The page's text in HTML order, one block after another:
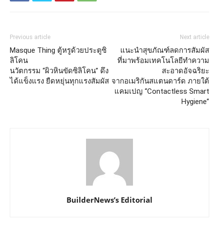
Previous article
Masque Thing ตู้หรูด้วยประตูซิ
ลิโคน
นวัตกรรม “ผิวหินขัดซิลิโคน” ดึง
ได้แข็งแรง ยืดหยุ่นทุกแรงสัมผัส
Next article
แนะนำสุขภัณฑ์ลดการสัมผัส
ที่มาพร้อมเทคโนโลยีทำความ
สะอาดอัจฉริยะ
จากอเมริกันสแตนดาร์ด ภายใต้
แคมเปญ “Contactless Smart
Hygiene”
BuilderNews’s Editorial